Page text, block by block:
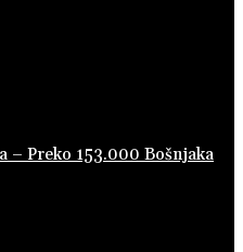
– Preko 153.000 Bošnjaka